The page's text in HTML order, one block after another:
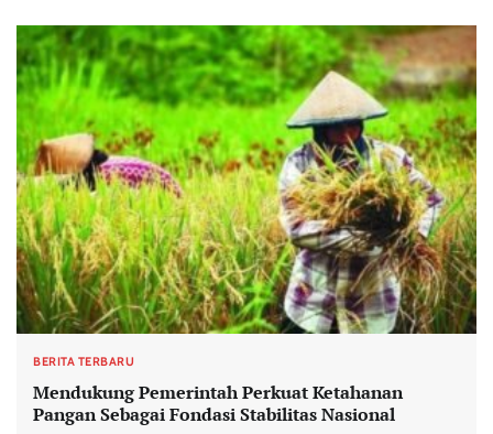
BERITA TERBARU
Mendukung Pemerintah Perkuat Ketahanan
Pangan Sebagai Fondasi Stabilitas Nasional